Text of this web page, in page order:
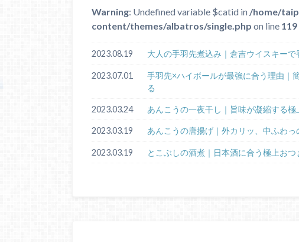
Warning: Undefined variable $catid in /home/
content/themes/albatros/single.php on line 119
2023.08.19 大人の手羽先煮込み｜倉吉ウイスキー
2023.07.01
手羽先×ハイボールが最強に合う理由｜
る
2023.03.24 あんこうの一夜干し｜旨味が凝縮する極
2023.03.19 あんこうの唐揚げ｜外カリッ、中ふわっ
2023.03.19 とこぶしの酒煮｜日本酒に合う極上おつ